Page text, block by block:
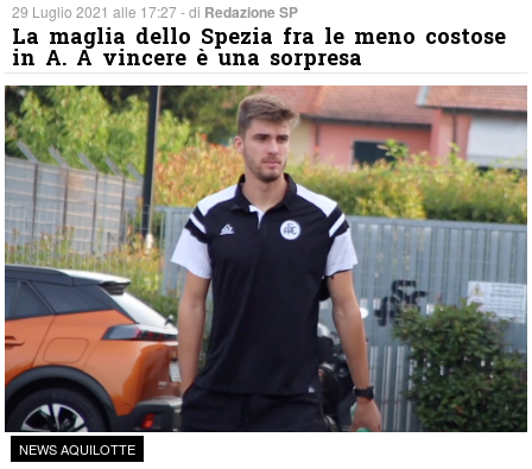
29 Luglio 2021 alle 17:27 - di Redazione SP
La maglia dello Spezia fra le meno costose
in A. A vincere è una sorpresa
NEWS AQUILOTTE